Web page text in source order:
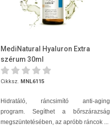
MediNatural Hyaluron Extra
szérum 30ml
Cikksz. MNL6115
Hidratáló, ráncsimító anti-aging
program. Segíthet a bőrszárazság
megszüntetésében, az apróbb ráncok ...